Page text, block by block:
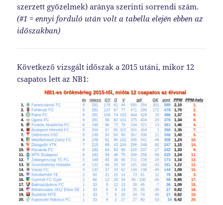
szerzett győzelmek) aránya szerinti sorrendi szám.
(#1 = ennyi forduló után volt a tabella elején ebben az
időszakban)
Következő vizsgált időszak a 2015 utáni, mikor 12
csapatos lett az NB1: